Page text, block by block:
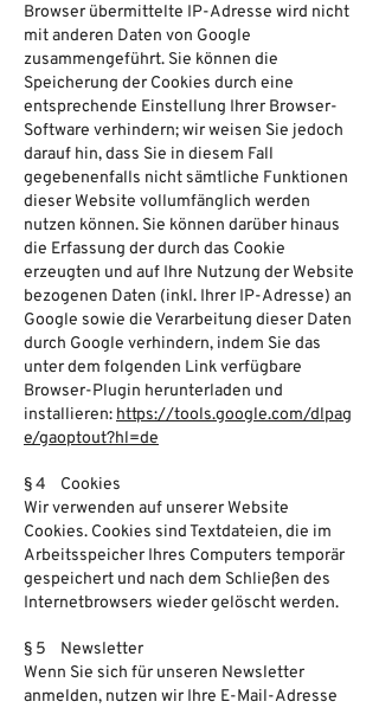
Browser übermittelte IP-Adresse wird nicht
mit anderen Daten von Google
zusammengeführt. Sie können die
Speicherung der Cookies durch eine
entsprechende Einstellung Ihrer Browser-
Software verhindern; wir weisen Sie jedoch
darauf hin, dass Sie in diesem Fall
gegebenenfalls nicht sämtliche Funktionen
dieser Website vollumfänglich werden
nutzen können. Sie können darüber hinaus
die Erfassung der durch das Cookie
erzeugten und auf Ihre Nutzung der Website
bezogenen Daten (inkl. Ihrer IP-Adresse) an
Google sowie die Verarbeitung dieser Daten
durch Google verhindern, indem Sie das
unter dem folgenden Link verfügbare
Browser-Plugin herunterladen und
installieren: https://tools.google.com/dlpag
e/gaoptout?hl=de
§ 4 Cookies
Wir verwenden auf unserer Website
Cookies. Cookies sind Textdateien, die im
Arbeitsspeicher Ihres Computers temporär
gespeichert und nach dem Schließen des
Internetbrowsers wieder gelöscht werden.
§ 5 Newsletter
Wenn Sie sich für unseren Newsletter
anmelden, nutzen wir Ihre E-Mail-Adresse